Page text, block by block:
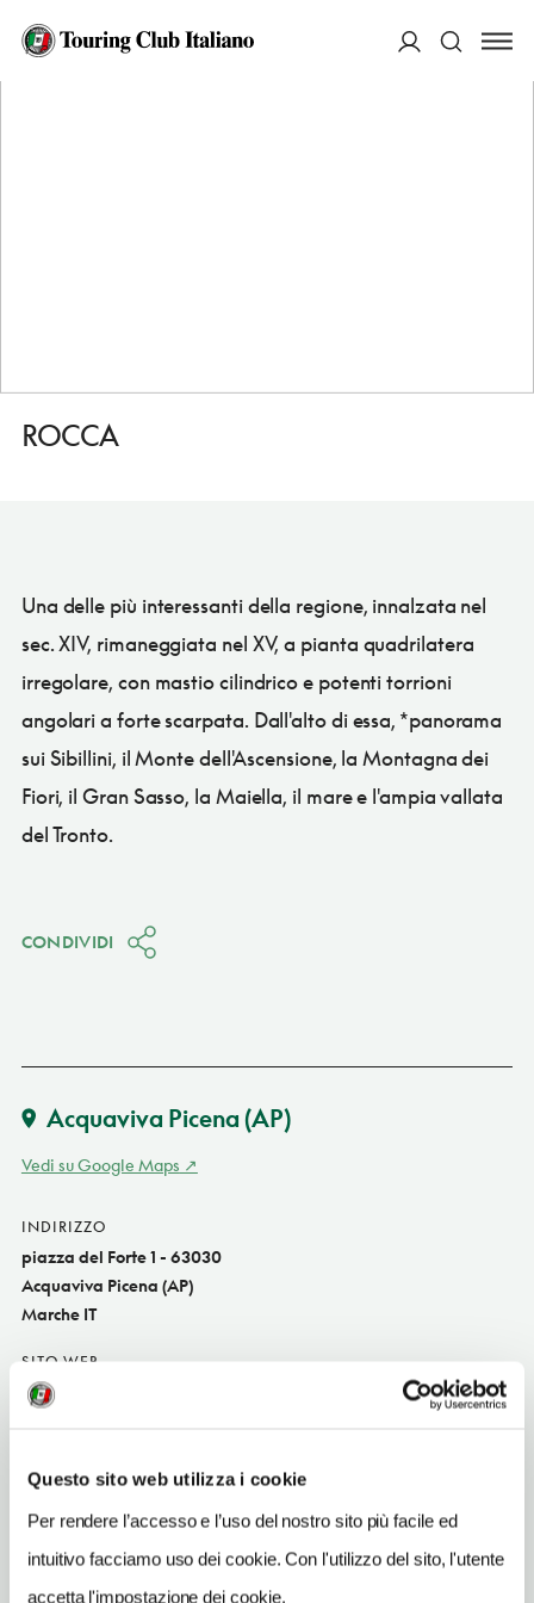
Questo sito web utilizza i cookie
Per rendere l’accesso e l’uso del nostro sito più facile ed
intuitivo facciamo uso dei cookie. Con l'utilizzo del sito, l'utente
accetta l'impostazione dei cookie.
HOME
ROCCA
Una delle più interessanti della regione, innalzata nel
sec. XIV, rimaneggiata nel XV, a pianta quadrilatera
irregolare, con mastio cilindrico e potenti torrioni
angolari a forte scarpata. Dall'alto di essa, *panorama
sui Sibillini, il Monte dell'Ascensione, la Montagna dei
Fiori, il Gran Sasso, la Maiella, il mare e l'ampia vallata
del Tronto.
CONDIVIDI
Acquaviva Picena (AP)
Vedi su Google Maps
INDIRIZZO
piazza del Forte 1 - 63030
Acquaviva Picena (AP)
Marche IT
SITO WEB
www.prolocoacquavivapicena.it
info@prolocoacquavivapicena.it
TELEFONO
ORARI DI APERTURA